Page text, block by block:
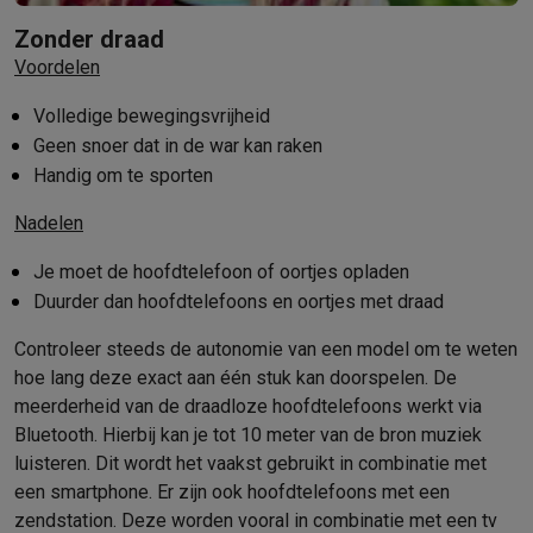
Telefonie & smartwatches
GSM'sSmartphones
GSM beschermingiPhone hoesjes
Smartwatches SmartwatchesActivity Trackers
GSM opladersOpladers en kabels
Vaste telefoons
Computers & tablets
ComputersLaptopsGaming laptopsApple MacBookWindows
Tablets & e-readersTabletsApple iPadSamsung Galaxy Tab
PrintenPrintersInktpatronen & papierCricut
Netwerk & wifiRouters & access pointsPowerline & Wi-Fi
Geheugen & opslagExterne harde schijvenSSDUSB-sticks
Software Windows & Microsoft OfficeAnti-VirusOverige
Toebehoren ITOpladers & kabels Tassen & sleevesSteunen
Zonder draad
Voordelen
Volledige bewegingsvrijheid
Geen snoer dat in de war kan raken
Handig om te sporten
Nadelen
Je moet de hoofdtelefoon of oortjes opladen
Duurder dan hoofdtelefoons en oortjes met draad
Controleer steeds de autonomie van een model om te weten
hoe lang deze exact aan één stuk kan doorspelen. De
meerderheid van de draadloze hoofdtelefoons werkt via
Bluetooth. Hierbij kan je tot 10 meter van de bron muziek
luisteren. Dit wordt het vaakst gebruikt in combinatie met
een smartphone. Er zijn ook hoofdtelefoons met een
zendstation. Deze worden vooral in combinatie met een tv